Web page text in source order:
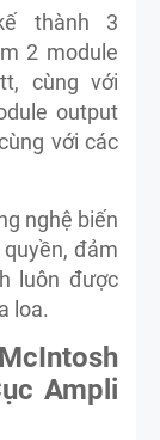
thành 3
2 module
cùng với
output
với các
nghệ biến
đảm
luôn được
loa.
Ampli